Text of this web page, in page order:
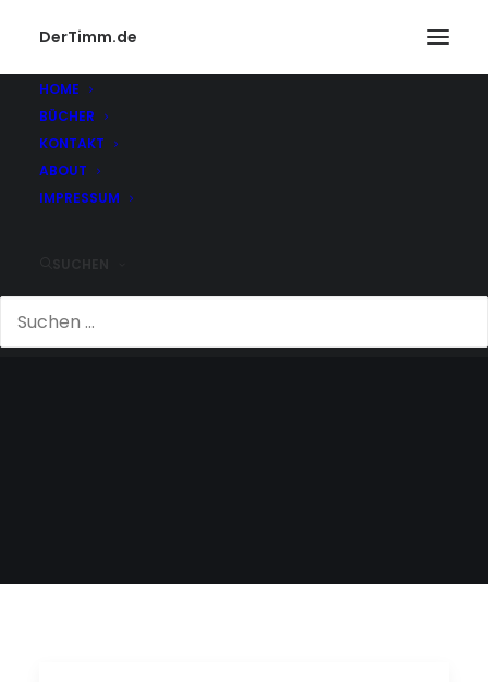
DerTimm.de
HOME
BÜCHER
KONTAKT
ABOUT
IMPRESSUM
ZÄHNE AUFHELLEN